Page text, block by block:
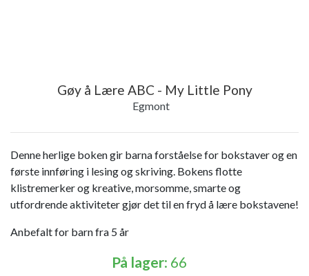
Gøy å Lære ABC - My Little Pony
Egmont
Denne herlige boken gir barna forståelse for bokstaver og en
første innføring i lesing og skriving. Bokens flotte
klistremerker og kreative, morsomme, smarte og
utfordrende aktiviteter gjør det til en fryd å lære bokstavene!
Anbefalt for barn fra 5 år
På lager: 66